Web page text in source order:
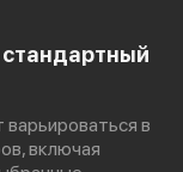
в
включая